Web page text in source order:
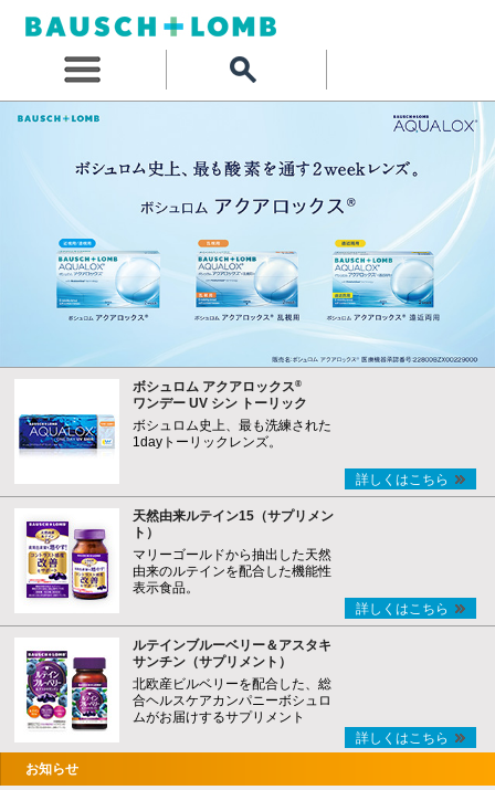
ボシュロム アクアロックス®
ワンデー UV シン トーリック
ボシュロム史上、最も洗練された
1dayトーリックレンズ。
詳しくはこちら
天然由来ルテイン15（サプリメン
ト）
マリーゴールドから抽出した天然
由来のルテインを配合した機能性
表示食品。
詳しくはこちら
ルテインブルーベリー＆アスタキ
サンチン（サプリメント）
北欧産ビルベリーを配合した、総
合ヘルスケアカンパニーボシュロ
ムがお届けするサプリメント
詳しくはこちら
お知らせ